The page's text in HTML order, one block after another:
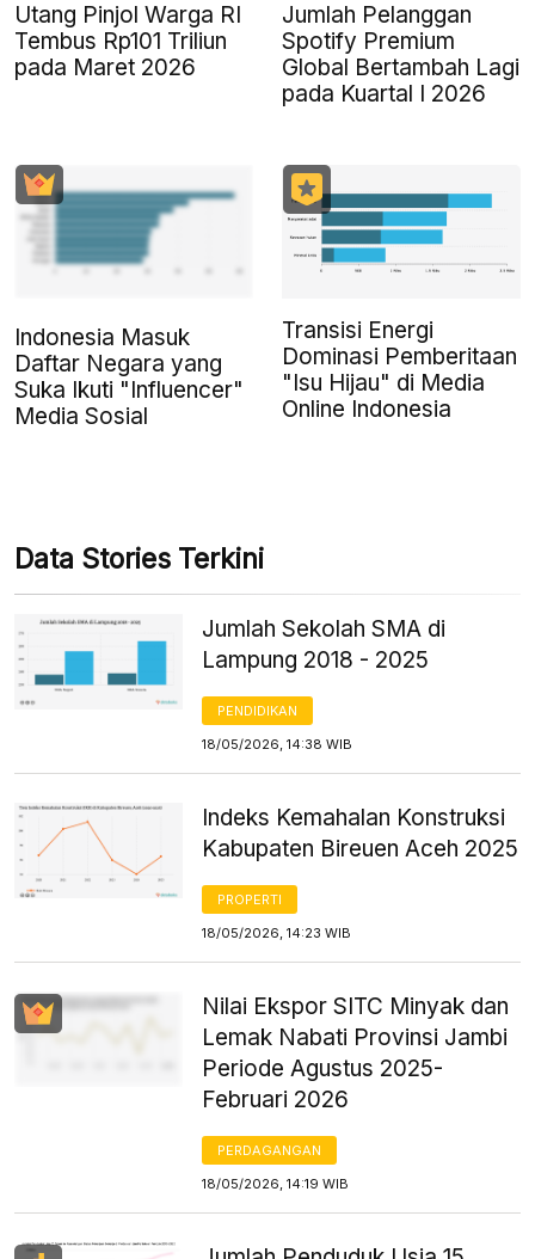
Utang Pinjol Warga RI
Tembus Rp101 Triliun
pada Maret 2026
Jumlah Pelanggan
Spotify Premium
Global Bertambah Lagi
pada Kuartal I 2026
Indonesia Masuk
Daftar Negara yang
Suka Ikuti "Influencer"
Media Sosial
Transisi Energi
Dominasi Pemberitaan
"Isu Hijau" di Media
Online Indonesia
Data Stories Terkini
Jumlah Sekolah SMA di
Lampung 2018 - 2025
PENDIDIKAN
18/05/2026, 14:38 WIB
Indeks Kemahalan Konstruksi
Kabupaten Bireuen Aceh 2025
PROPERTI
18/05/2026, 14:23 WIB
Nilai Ekspor SITC Minyak dan
Lemak Nabati Provinsi Jambi
Periode Agustus 2025-
Februari 2026
PERDAGANGAN
18/05/2026, 14:19 WIB